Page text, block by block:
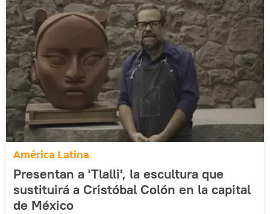
América Latina
Presentan a 'Tlalli', la escultura que
sustituirá a Cristóbal Colón en la capital
de México